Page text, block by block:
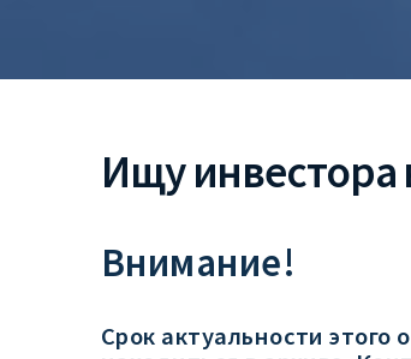
Ищу инвестора
Внимание!
Срок актуальности этого